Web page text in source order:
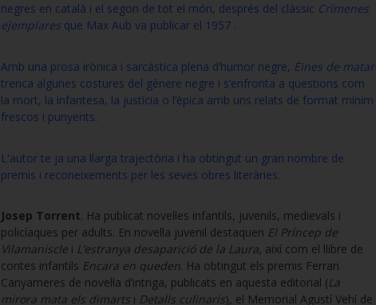
negres en català i el segon de tot el món, després del clàssic Crímenes
ejemplares que Max Aub va publicar el 1957 .
Amb una prosa irònica i sarcàstica plena d’humor negre, Eines de matar
trenca algunes costures del gènere negre i s’enfronta a qüestions com
la mort, la infantesa, la justícia o l’èpica amb uns relats de format mínim
frescos i punyents.
L'autor te ja una llarga trajectòria i ha obtingut un gran nombre de
premis i reconeixements per les seves obres literàries.
Josep Torrent. Ha publicat novel·les infantils, juvenils, medievals i
policíaques per adults. En novel·la juvenil destaquen El Príncep de
Vilamaniscle i L’estranya desaparició de la Laura, així com el llibre de
contes infantils Encara en queden. Ha obtingut els premis Ferran
Canyameres de novel·la d’intriga, publicats en aquesta editorial (La
mirora mata els dimarts i Detalls culinaris), el Memorial Agustí Vehí de